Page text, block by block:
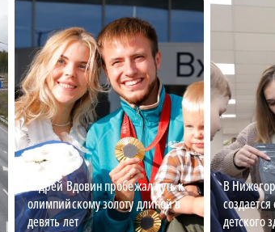
Андрей Вдовин пробежал путь к
олимпийскому золоту длиной в
девять лет
В
детского